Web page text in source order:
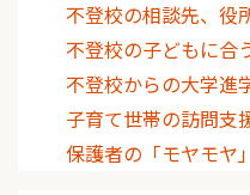
不登校の相談先、役
不登校の子どもに合
不登校からの大学進
子育て世帯の訪問支
保護者の「モヤモヤ